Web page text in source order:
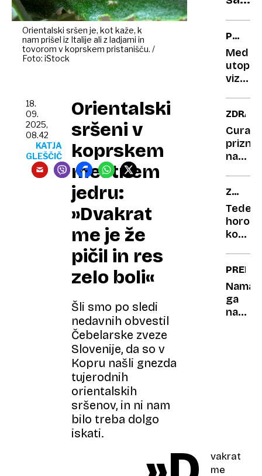
Orientalski sršen je, kot kaže, k
nam prišel iz Italije ali z ladjami in
tovorom v koprskem pristanišču. /
Foto: iStock
Orientalski
sršeni v
koprskem
mestnem
jedru:
»Dvakrat
me je že
pičil in res
zelo boli«
Šli smo po sledi
nedavnih obvestil
Čebelarske zveze
Slovenije, da so v
Kopru našli gnezda
tujerodnih
orientalskih
sršenov, in ni nam
bilo treba dolgo
iskati.
18.
09.
2025,
08.42
KATJA
GLEŠČIČ
vakrat
me
Je
Gola
vseh
Med
vizijo
kupili
njihovo
dudo,
jo
V
ko
se
brez
slabe
vesti
ga
na